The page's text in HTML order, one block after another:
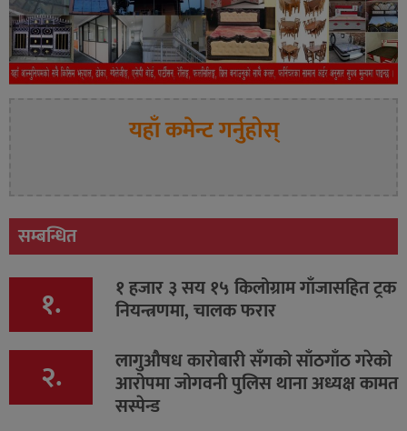
यहाँ कमेन्ट गर्नुहोस्
सम्बन्धित
१. १ हजार ३ सय १५ किलोग्राम गाँजासहित ट्रक
नियन्त्रणमा, चालक फरार
२. लागुऔषध कारोबारी सँगको साँठगाँठ गरेको
आरोपमा जोगवनी पुलिस थाना अध्यक्ष कामत
सस्पेन्ड